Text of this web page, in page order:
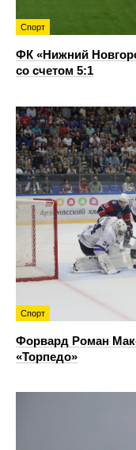
Спорт
ФК «Нижний
со счетом 5:1
Спорт
Форвард Роман
«Торпедо»